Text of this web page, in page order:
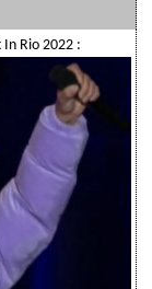
Rio 2022 :